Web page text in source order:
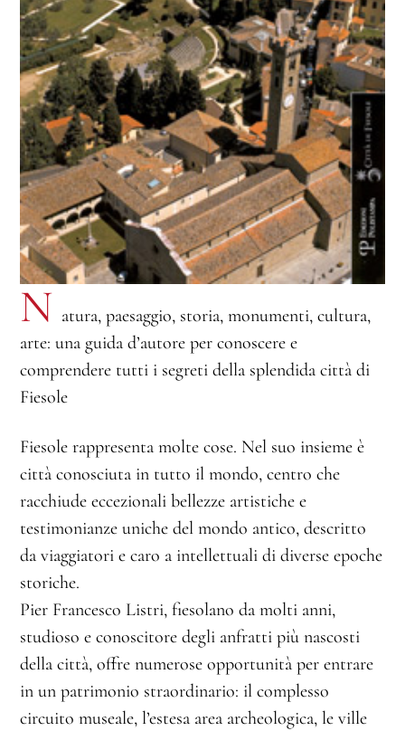
N atura, paesaggio, storia, monumenti, cultura,
arte: una guida d’autore per conoscere e
comprendere tutti i segreti della splendida città di
Fiesole
Fiesole rappresenta molte cose. Nel suo insieme è
città conosciuta in tutto il mondo, centro che
racchiude eccezionali bellezze artistiche e
testimonianze uniche del mondo antico, descritto
da viaggiatori e caro a intellettuali di diverse epoche
storiche.
Pier Francesco Listri, fiesolano da molti anni,
studioso e conoscitore degli anfratti più nascosti
della città, offre numerose opportunità per entrare
in un patrimonio straordinario: il complesso
circuito museale, l’estesa area archeologica, le ville